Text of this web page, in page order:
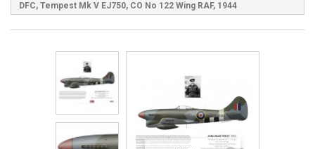
DFC, Tempest Mk V EJ750, CO No 122 Wing RAF, 1944